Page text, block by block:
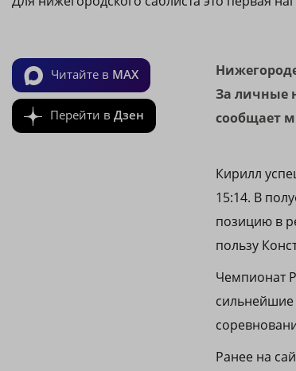
Читайте в MAX
Перейти в Дзен
За личные
сообщает
Кирилл
15:14. В
позицию в
пользу
Чемпионат
сильнейшие
Ранее на